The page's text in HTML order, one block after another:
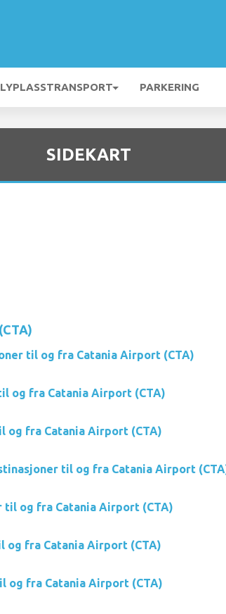
PARKERING
SIDEKART
til og fra Catania Airport (CTA)
og fra Catania Airport (CTA)
fra Catania Airport (CTA)
til og fra Catania Airport
og fra Catania Airport (CTA)
fra Catania Airport (CTA)
fra Catania Airport (CTA)